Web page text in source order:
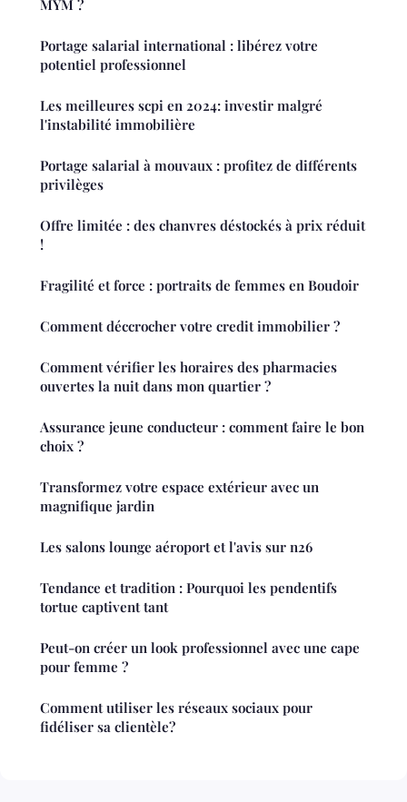
MYM ?
Portage salarial international : libérez votre
potentiel professionnel
Les meilleures scpi en 2024: investir malgré
l'instabilité immobilière
Portage salarial à mouvaux : profitez de différents
privilèges
Offre limitée : des chanvres déstockés à prix réduit
!
Fragilité et force : portraits de femmes en Boudoir
Comment déccrocher votre credit immobilier ?
Comment vérifier les horaires des pharmacies
ouvertes la nuit dans mon quartier ?
Assurance jeune conducteur : comment faire le bon
choix ?
Transformez votre espace extérieur avec un
magnifique jardin
Les salons lounge aéroport et l'avis sur n26
Tendance et tradition : Pourquoi les pendentifs
tortue captivent tant
Peut-on créer un look professionnel avec une cape
pour femme ?
Comment utiliser les réseaux sociaux pour
fidéliser sa clientèle?